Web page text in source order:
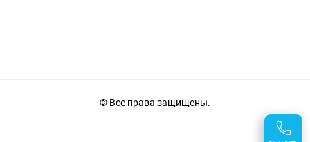
© Все права защищены.